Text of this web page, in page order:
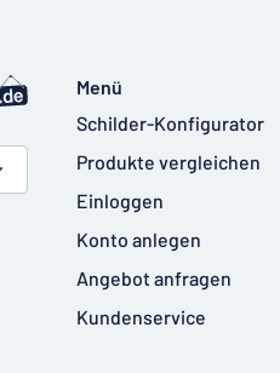
Menü
Schilder-Konfigurator
Produkte vergleichen
Einloggen
Konto anlegen
Angebot anfragen
Kundenservice